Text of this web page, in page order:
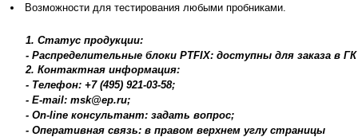
Возможности для тестирования любыми пробниками.
1. Статус продукции:
- Распределительные блоки PTFIX: доступны для заказа в
2. Контактная информация:
- Телефон: +7 (495) 921-03-58;
- E-mail: msk@ep.ru;
- On-line консультант: задать вопрос;
- Оперативная связь: в правом верхнем углу страницы